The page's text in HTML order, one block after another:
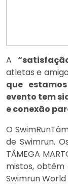
A
atletas e
que
evento tem
e conexão
O
de Swimrun.
TÂMEGA
mistos, obtêm
Swimrun